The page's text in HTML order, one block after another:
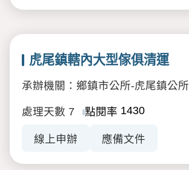
虎尾鎮轄內大型傢俱清運
承辦機關：鄉鎮市公所-虎尾鎮公所
處理天數 7 點閱率 1430
線上申辦 應備文件